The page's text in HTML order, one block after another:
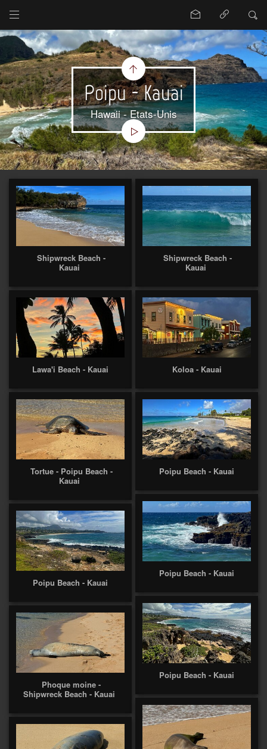
Poipu - Kauai
Hawaii - Etats-Unis
Shipwreck Beach -
Kauai
Shipwreck Beach -
Kauai
Lawa'i Beach - Kauai Koloa - Kauai
Tortue - Poipu Beach -
Kauai
Poipu Beach - Kauai
Poipu Beach - Kauai
Poipu Beach - Kauai
Poipu Beach - Kauai
Phoque moine -
Shipwreck Beach - Kauai